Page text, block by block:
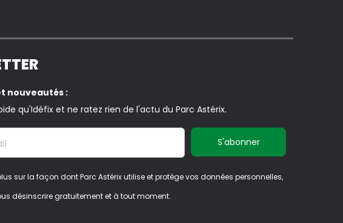
nouveautés :
qu'Idéfix et ne ratez rien de l'actu du Parc Astérix.
sur la façon dont Parc Astérix utilise et protège vos données personnelles,
désinscrire gratuitement et à tout moment.